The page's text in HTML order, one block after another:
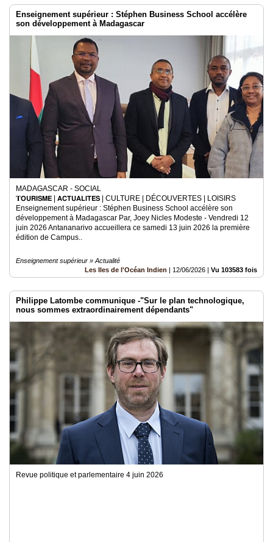
Enseignement supérieur : Stéphen Business School accélère
son développement à Madagascar
MADAGASCAR - SOCIAL
𝐓𝗢𝗨𝗥𝗜𝗦𝗠𝗘 | 𝗔𝗖𝗧𝗨𝗔𝗟𝗜𝗧𝗘́𝗦 | CULTURE | DÉCOUVERTES | LOISIRS
Enseignement supérieur : Stéphen Business School accélère son
développement à Madagascar Par, Joey Nicles Modeste - Vendredi 12
juin 2026 Antananarivo accueillera ce samedi 13 juin 2026 la première
édition de Campus..
Enseignement supérieur » Actualité
Les Iles de l'Océan Indien | 12/06/2026 | Vu 103583 fois
Philippe Latombe communique -"Sur le plan technologique,
nous sommes extraordinairement dépendants"
Revue politique et parlementaire 4 juin 2026